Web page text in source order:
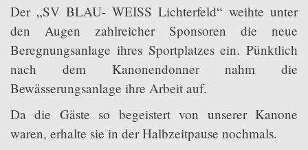
Sonstiges
Downloads
Intern
Der „SV BLAU- WEISS Lichterfeld“ weihte unter
den Augen zahlreicher Sponsoren die neue
Beregnungsanlage ihres Sportplatzes ein. Pünktlich
nach dem Kanonendonner nahm die
Bewässerungsanlage ihre Arbeit auf.
Da die Gäste so begeistert von unserer Kanone
waren, erhalte sie in der Halbzeitpause nochmals.